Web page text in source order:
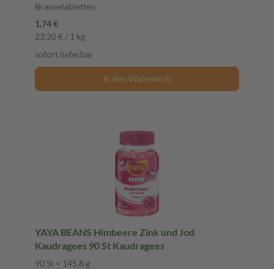
Brausetabletten
1,74 €
23,20 € / 1 kg
sofort lieferbar
In den Warenkorb
YAYA BEANS Himbeere Zink und Jod
Kaudragees 90 St Kaudragees
90 St = 145,8 g